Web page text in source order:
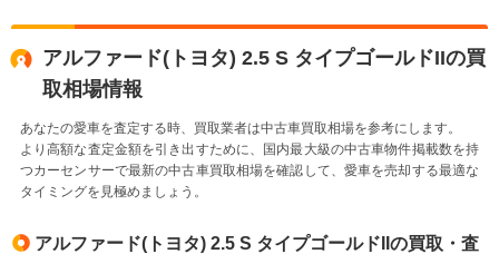
アルファード(トヨタ) 2.5 S タイプゴールドIIの買
取相場情報
あなたの愛車を査定する時、買取業者は中古車買取相場を参考にします。
より高額な査定金額を引き出すために、国内最大級の中古車物件掲載数を持
つカーセンサーで最新の中古車買取相場を確認して、愛車を売却する最適な
タイミングを見極めましょう。
アルファード(トヨタ) 2.5 S タイプゴールドIIの買取・査